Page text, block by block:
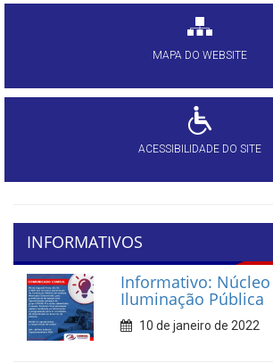
MAPA DO WEBSITE
ACESSIBILIDADE DO SITE
INFORMATIVOS
Informativo:
Iluminação Pública
10 de janeiro de 2022